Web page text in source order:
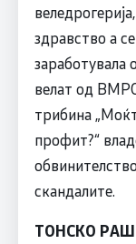
здравство а
заработувала
велат од
трибина
профит?“
скандалите.
ТОНСКО